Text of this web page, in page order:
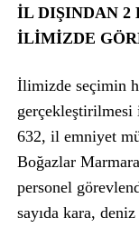
İL DIŞINDAN 2
İLİMİZDE
İlimizde seçimin
gerçekleştirilmesi
632, il emniyet
Boğazlar
personel
sayıda kara,